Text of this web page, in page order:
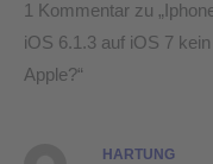
1 Kommentar zu
iOS 6.1.3 auf iOS 7
Apple?“
HARTUNG